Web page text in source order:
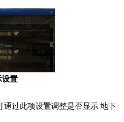
设置
通过此项设置调整是否显示 地下